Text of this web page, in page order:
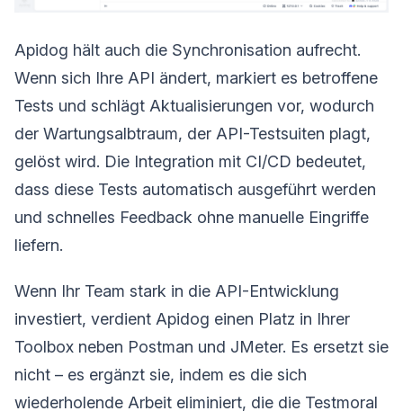
Apidog hält auch die Synchronisation aufrecht.
Wenn sich Ihre API ändert, markiert es betroffene
Tests und schlägt Aktualisierungen vor, wodurch
der Wartungsalbtraum, der API-Testsuiten plagt,
gelöst wird. Die Integration mit CI/CD bedeutet,
dass diese Tests automatisch ausgeführt werden
und schnelles Feedback ohne manuelle Eingriffe
liefern.
Wenn Ihr Team stark in die API-Entwicklung
investiert, verdient Apidog einen Platz in Ihrer
Toolbox neben Postman und JMeter. Es ersetzt sie
nicht – es ergänzt sie, indem es die sich
wiederholende Arbeit eliminiert, die die Testmoral